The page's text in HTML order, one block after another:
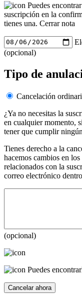
Puedes
suscripción en la
tienes una. Cerrar nota
(opcional)
Tipo de
Cancelación
¿Ya no necesitas la
en cualquier momento,
tener que cumplir
Tienes derecho a la
hacemos cambios en
relacionados con la
correo electrónico
(opcional)
Puedes